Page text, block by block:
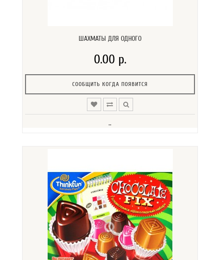
ШАХМАТЫ ДЛЯ ОДНОГО
0.00 р.
СООБЩИТЬ КОГДА ПОЯВИТСЯ
..